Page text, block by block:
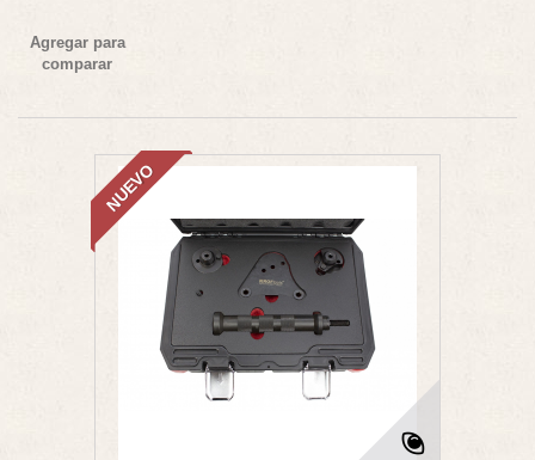
Agregar para
comparar
NUEVO